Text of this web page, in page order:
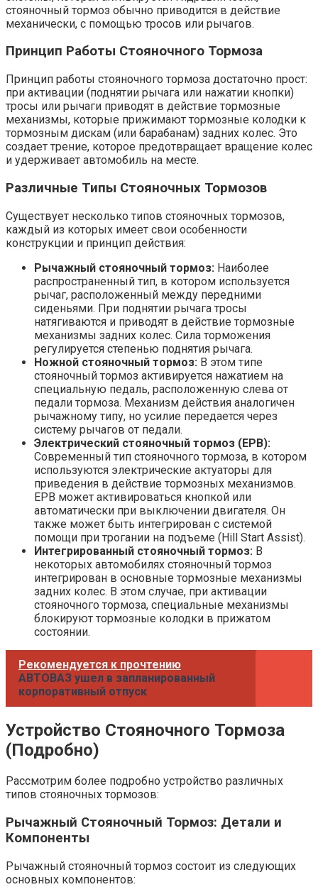
стояночный тормоз обычно приводится в действие
механически, с помощью тросов или рычагов.
Принцип Работы Стояночного Тормоза
Принцип работы стояночного тормоза достаточно прост:
при активации (поднятии рычага или нажатии кнопки)
тросы или рычаги приводят в действие тормозные
механизмы, которые прижимают тормозные колодки к
тормозным дискам (или барабанам) задних колес. Это
создает трение, которое предотвращает вращение колес
и удерживает автомобиль на месте.
Различные Типы Стояночных Тормозов
Существует несколько типов стояночных тормозов,
каждый из которых имеет свои особенности
конструкции и принцип действия:
Рычажный стояночный тормоз: Наиболее
распространенный тип, в котором используется
рычаг, расположенный между передними
сиденьями. При поднятии рычага тросы
натягиваются и приводят в действие тормозные
механизмы задних колес. Сила торможения
регулируется степенью поднятия рычага.
Ножной стояночный тормоз: В этом типе
стояночный тормоз активируется нажатием на
специальную педаль, расположенную слева от
педали тормоза. Механизм действия аналогичен
рычажному типу, но усилие передается через
систему рычагов от педали.
Электрический стояночный тормоз (EPB):
Современный тип стояночного тормоза, в котором
используются электрические актуаторы для
приведения в действие тормозных механизмов.
EPB может активироваться кнопкой или
автоматически при выключении двигателя. Он
также может быть интегрирован с системой
помощи при трогании на подъеме (Hill Start Assist).
Интегрированный стояночный тормоз: В
некоторых автомобилях стояночный тормоз
интегрирован в основные тормозные механизмы
задних колес. В этом случае, при активации
стояночного тормоза, специальные механизмы
блокируют тормозные колодки в прижатом
состоянии.
Рекомендуется к прочтению
АВТОВАЗ ушел в запланированный
корпоративный отпуск
Устройство Стояночного Тормоза
(Подробно)
Рассмотрим более подробно устройство различных
типов стояночных тормозов:
Рычажный Стояночный Тормоз: Детали и
Компоненты
Рычажный стояночный тормоз состоит из следующих
основных компонентов: